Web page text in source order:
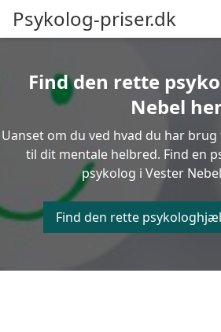
Psykolog-priser.dk
Find den rette
Nebel
Uanset om du ved hvad du har
til dit mentale helbred. Find en
psykolog i Vester
Find den rette